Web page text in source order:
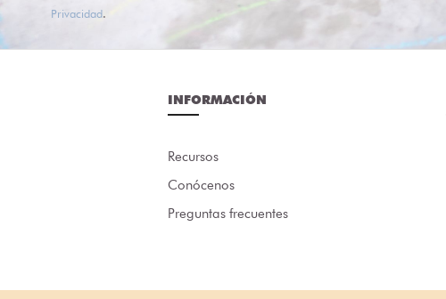
Privacidad.
INFORMACIÓN
Recursos
Conócenos
Preguntas frecuentes